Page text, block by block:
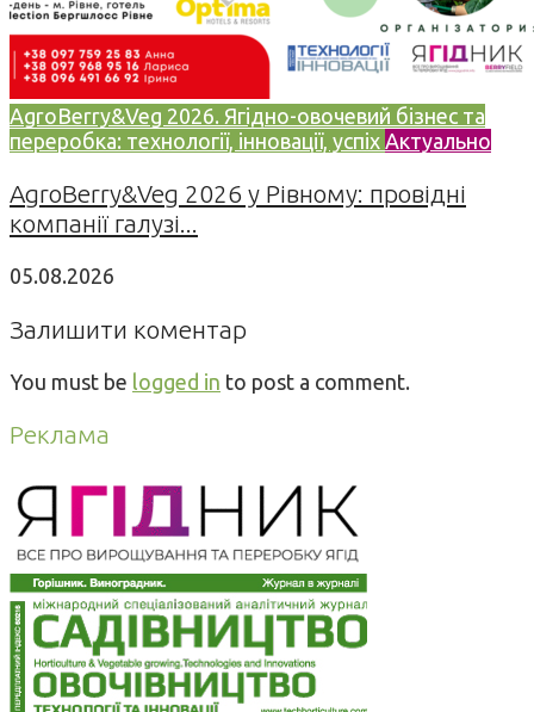
AgroBerry&Veg 2026. Ягідно-овочевий бізнес та
переробка: технології, інновації, успіх Актуально
AgroBerry&Veg 2026 у Рівному: провідні
компанії галузі...
05.08.2026
Залишити коментар
You must be logged in to post a comment.
Реклама